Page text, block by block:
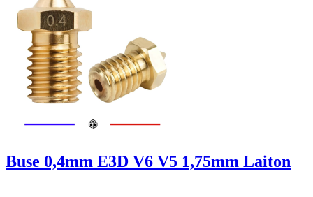
Buse 0,4mm E3D V6 V5 1,75mm Laiton